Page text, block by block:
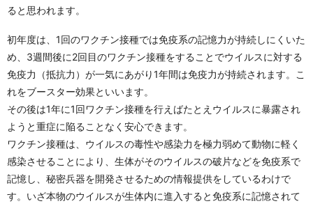
ると思われます。
初年度は、1回のワクチン接種では免疫系の記憶力が持続しにくいた
め、3週間後に2回目のワクチン接種をすることでウイルスに対する
免疫力（抵抗力）が一気にあがり1年間は免疫力が持続されます。こ
れをブースター効果といいます。
その後は1年に1回ワクチン接種を行えばたとえウイルスに暴露され
ようと重症に陥ることなく安心できます。
ワクチン接種は、ウイルスの毒性や感染力を極力弱めて動物に軽く
感染させることにより、生体がそのウイルスの破片などを免疫系で
記憶し、秘密兵器を開発させるための情報提供をしているわけで
す。いざ本物のウイルスが生体内に進入すると免疫系に記憶されて